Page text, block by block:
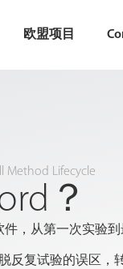
欧盟项目
Method Lifecycle
？
件，从第一次实验到
反复试验的误区